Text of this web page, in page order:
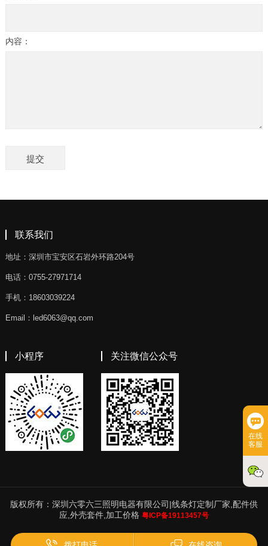
内容：
联系我们
地址：深圳市宝安区石岩外环路204号
电话：0755-27971714
手机：18603039224
Email：led6063@qq.com
小程序 关注微信公众号
版权所有：深圳六零六三照明电器有限公司|线条灯定制厂家,配件供
应,外壳套件,加工价格 粤ICP备19113457号
在线
客服